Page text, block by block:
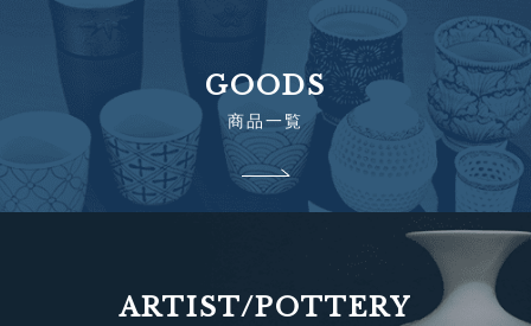
GOODS
商品一覧
ARTIST/POTTERY